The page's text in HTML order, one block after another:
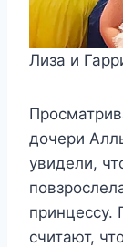
Лиза и
дочери
увидели,
принцессу.
считают,